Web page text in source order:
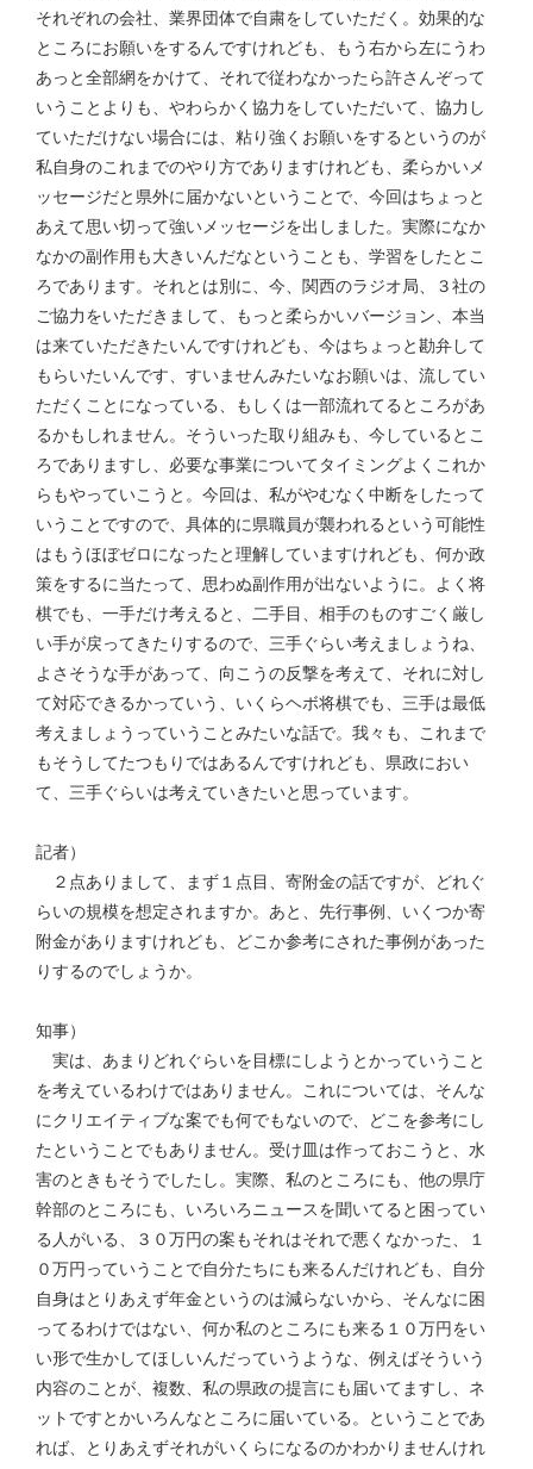
それぞれの会社、業界団体で自粛をしていただく。効果的な
ところにお願いをするんですけれども、もう右から左にうわ
あっと全部網をかけて、それで従わなかったら許さんぞって
いうことよりも、やわらかく協力をしていただいて、協力し
ていただけない場合には、粘り強くお願いをするというのが
私自身のこれまでのやり方でありますけれども、柔らかいメ
ッセージだと県外に届かないということで、今回はちょっと
あえて思い切って強いメッセージを出しました。実際になか
なかの副作用も大きいんだなということも、学習をしたとこ
ろであります。それとは別に、今、関西のラジオ局、３社の
ご協力をいただきまして、もっと柔らかいバージョン、本当
は来ていただきたいんですけれども、今はちょっと勘弁して
もらいたいんです、すいませんみたいなお願いは、流してい
ただくことになっている、もしくは一部流れてるところがあ
るかもしれません。そういった取り組みも、今しているとこ
ろでありますし、必要な事業についてタイミングよくこれか
らもやっていこうと。今回は、私がやむなく中断をしたって
いうことですので、具体的に県職員が襲われるという可能性
はもうほぼゼロになったと理解していますけれども、何か政
策をするに当たって、思わぬ副作用が出ないように。よく将
棋でも、一手だけ考えると、二手目、相手のものすごく厳し
い手が戻ってきたりするので、三手ぐらい考えましょうね、
よさそうな手があって、向こうの反撃を考えて、それに対し
て対応できるかっていう、いくらヘボ将棋でも、三手は最低
考えましょうっていうことみたいな話で。我々も、これまで
もそうしてたつもりではあるんですけれども、県政におい
て、三手ぐらいは考えていきたいと思っています。
記者）
２点ありまして、まず１点目、寄附金の話ですが、どれぐ
らいの規模を想定されますか。あと、先行事例、いくつか寄
附金がありますけれども、どこか参考にされた事例があった
りするのでしょうか。
知事）
実は、あまりどれぐらいを目標にしようとかっていうこと
を考えているわけではありません。これについては、そんな
にクリエイティブな案でも何でもないので、どこを参考にし
たということでもありません。受け皿は作っておこうと、水
害のときもそうでしたし。実際、私のところにも、他の県庁
幹部のところにも、いろいろニュースを聞いてると困ってい
る人がいる、３０万円の案もそれはそれで悪くなかった、１
０万円っていうことで自分たちにも来るんだけれども、自分
自身はとりあえず年金というのは減らないから、そんなに困
ってるわけではない、何か私のところにも来る１０万円をい
い形で生かしてほしいんだっていうような、例えばそういう
内容のことが、複数、私の県政の提言にも届いてますし、ネ
ットですとかいろんなところに届いている。ということであ
れば、とりあえずそれがいくらになるのかわかりませんけれ